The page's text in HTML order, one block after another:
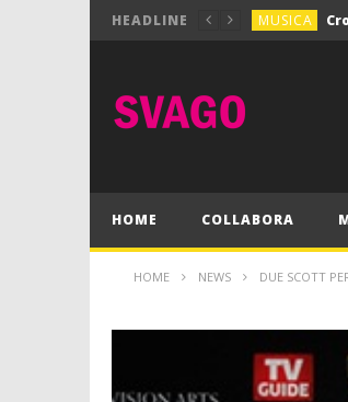
HEADLINE MUSICA
MUSICA
HOME COLLABORA
HOME NEWS DUE SCOTT